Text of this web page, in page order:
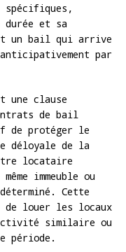
spécifiques,
durée et sa
un bail qui arrive
par
une clause
de bail
de protéger le
déloyale de la
locataire
immeuble ou
Cette
louer les locaux
similaire ou
période.